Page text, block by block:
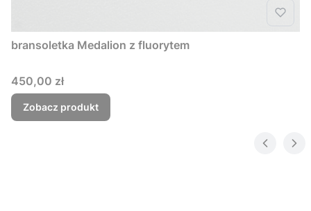
bransoletka Medalion z fluorytem
Cena
450,00 zł
Zobacz produkt